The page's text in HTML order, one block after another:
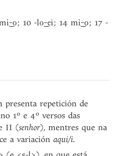
i-o; 10 -lo-ei; 14 mi-o; 17 -
presenta repetición de
1º e 4º versos das
II (senhor), mentres que na
a variaciónaqui/i.